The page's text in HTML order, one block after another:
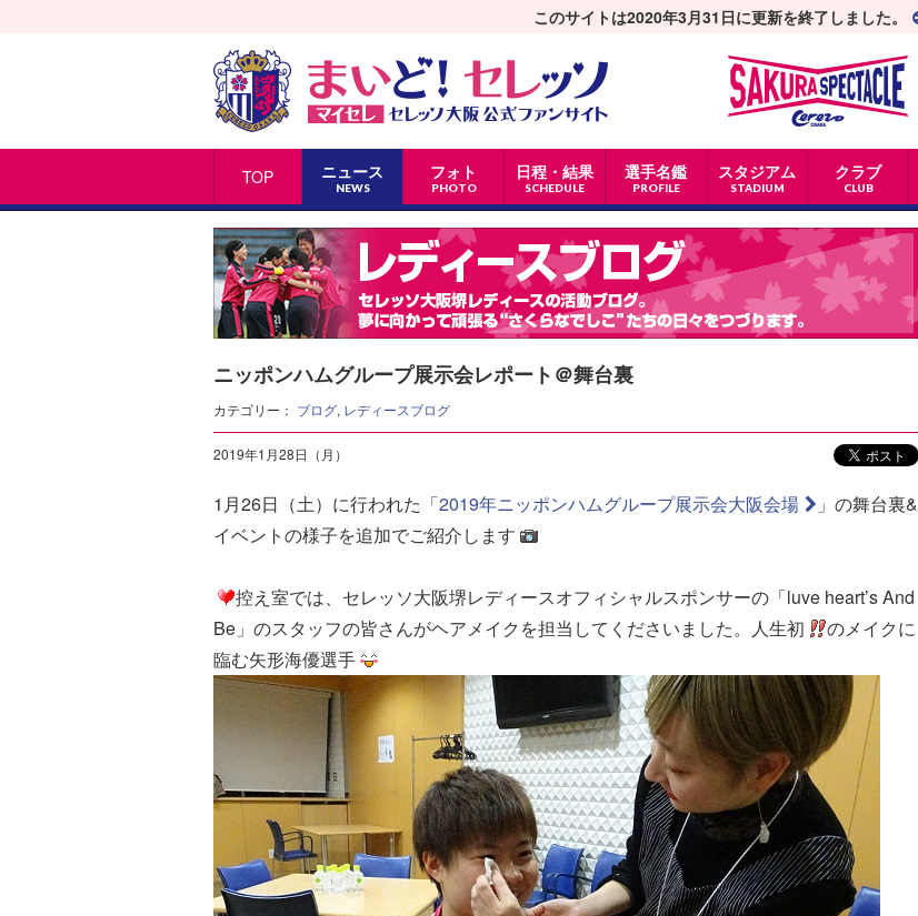
TOP ニュース
NEWS
フォト
PHOTO
日程・結果
SCHEDULE
選手名鑑
PROFILE
スタジアム
STADIUM
クラブ
CLUB
このサイトは2020年3月31日に更新を終了しました。
ニッポンハムグループ展示会レポート＠舞台裏
カテゴリー： ブログ, レディースブログ
2019年1月28日（月）
1月26日（土）に行われた「2019年ニッポンハムグループ展示会大阪会場
」の舞台裏&
イベントの様子を追加でご紹介します
控え室では、セレッソ大阪堺レディースオフィシャルスポンサーの「luve heart’s And
Be」のスタッフの皆さんがヘアメイクを担当してくださいました。人生初
のメイクに
臨む矢形海優選手